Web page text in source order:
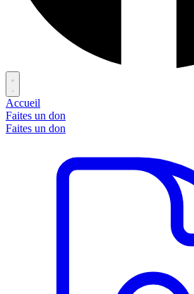
Accueil
Faites un don
Faites un don